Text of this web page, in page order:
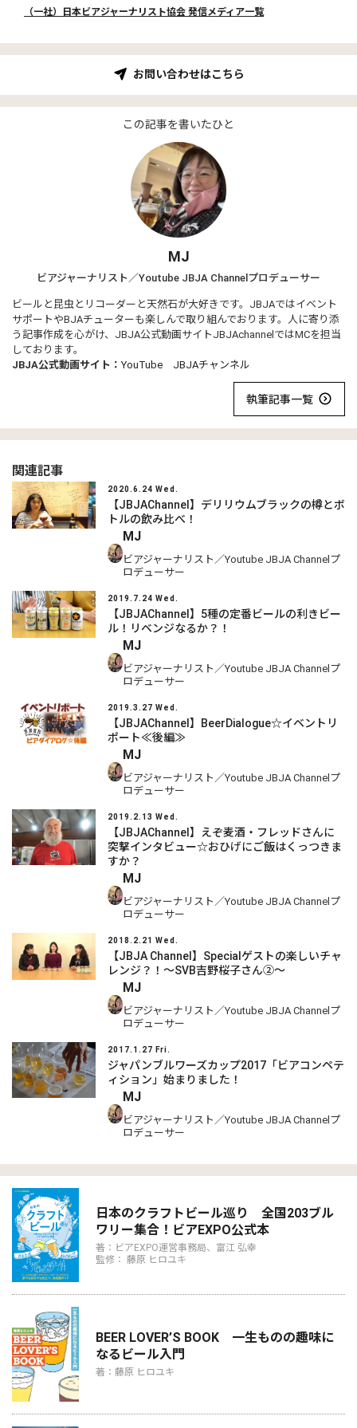
（一社）日本ビアジャーナリスト協会 発信メディア一覧
お問い合わせはこちら
この記事を書いたひと
MJ
ビアジャーナリスト／Youtube JBJA Channelプロデューサー
ビールと昆虫とリコーダーと天然石が大好きです。JBJAではイベント
サポートやBJAチューターも楽しんで取り組んでおります。人に寄り添
う記事作成を心がけ、JBJA公式動画サイトJBJAchannelではMCを担当
しております。
JBJA公式動画サイト：YouTube JBJAチャンネル
執筆記事一覧
関連記事
2020.6.24 Wed.
【JBJAChannel】デリリウムブラックの樽とボ
トルの飲み比べ！
MJ
ビアジャーナリスト／Youtube JBJA Channelプ
ロデューサー
2019.7.24 Wed.
【JBJAChannel】5種の定番ビールの利きビー
ル！リベンジなるか？！
MJ
ビアジャーナリスト／Youtube JBJA Channelプ
ロデューサー
2019.3.27 Wed.
【JBJAChannel】BeerDialogue☆イベントリ
ポート≪後編≫
MJ
ビアジャーナリスト／Youtube JBJA Channelプ
ロデューサー
2019.2.13 Wed.
【JBJAChannel】えぞ麦酒・フレッドさんに
突撃インタビュー☆おひげにご飯はくっつきま
すか？
MJ
ビアジャーナリスト／Youtube JBJA Channelプ
ロデューサー
2018.2.21 Wed.
【JBJA Channel】Specialゲストの楽しいチャ
レンジ？！～SVB吉野桜子さん②～
MJ
ビアジャーナリスト／Youtube JBJA Channelプ
ロデューサー
2017.1.27 Fri.
ジャパンブルワーズカップ2017「ビアコンペテ
ィション」始まりました！
MJ
ビアジャーナリスト／Youtube JBJA Channelプ
ロデューサー
日本のクラフトビール巡り 全国203ブル
ワリー集合！ビアEXPO公式本
著：ビアEXPO運営事務局、富江 弘幸
監修： 藤原 ヒロユキ
BEER LOVER’S BOOK 一生ものの趣味に
なるビール入門
著：藤原 ヒロユキ